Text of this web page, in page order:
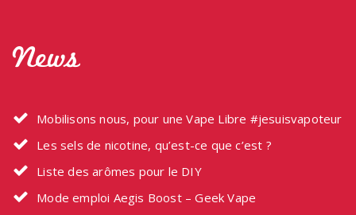
News
Mobilisons nous, pour une Vape Libre #jesuisvapoteur
Les sels de nicotine, qu’est-ce que c’est ?
Liste des arômes pour le DIY
Mode emploi Aegis Boost – Geek Vape